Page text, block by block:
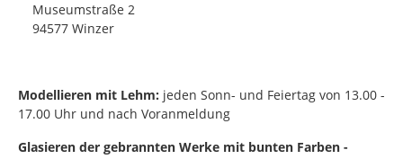
Museumstraße 2
94577 Winzer
Modellieren mit Lehm: jeden Sonn- und Feiertag von 13.00 -
17.00 Uhr und nach Voranmeldung
Glasieren der gebrannten Werke mit bunten Farben -